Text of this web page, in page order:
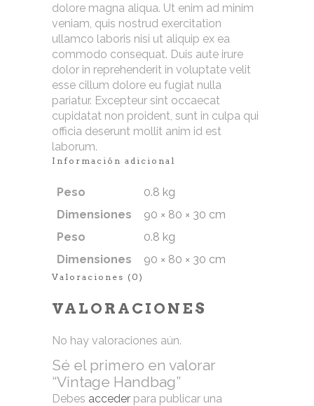
dolore magna aliqua. Ut enim ad minim
veniam, quis nostrud exercitation
ullamco laboris nisi ut aliquip ex ea
commodo consequat. Duis aute irure
dolor in reprehenderit in voluptate velit
esse cillum dolore eu fugiat nulla
pariatur. Excepteur sint occaecat
cupidatat non proident, sunt in culpa qui
officia deserunt mollit anim id est
laborum.
Información adicional
Peso
0.8 kg
Dimensiones
90 × 80 × 30 cm
Peso
0.8 kg
Dimensiones
90 × 80 × 30 cm
Valoraciones (0)
VALORACIONES
No hay valoraciones aún.
Sé el primero en valorar
“Vintage Handbag”
Debes acceder para publicar una